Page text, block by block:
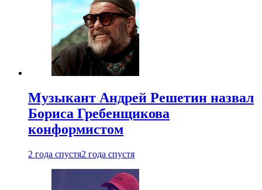
Музыкант Андрей Решетин назвал
Бориса Гребенщикова
конформистом
2 года спустя2 года спустя